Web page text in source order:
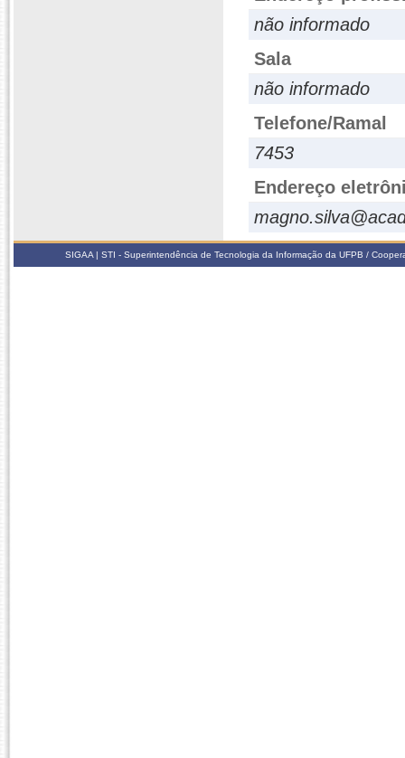
não informado
Sala
não informado
Telefone/Ramal
7453
Endereço
SIGAA | STI - Superintendência de Tecnologia da Informação da UFPB /